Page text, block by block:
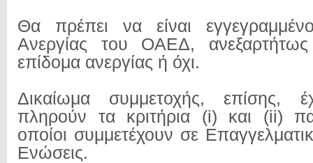
Θα πρέπει να είναι
Ανεργίας του ΟΑΕΔ,
επίδομα ανεργίας ή όχι.
Δικαίωμα συμμετοχής, επίσης,
πληρούν τα κριτήρια (i) και (ii)
οποίοι συμμετέχουν σε
Ενώσεις.